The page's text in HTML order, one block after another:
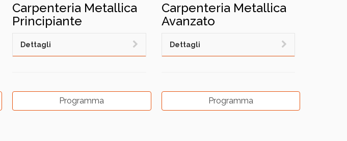
Carpenteria Metallica
Principiante
Dettagli
Programma
Carpenteria Metallica
Avanzato
Dettagli
Programma